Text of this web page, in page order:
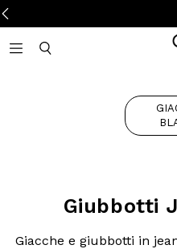
Giubbotti
Giacche e giubbotti in